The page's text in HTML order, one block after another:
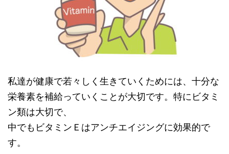
私達が健康で若々しく生きていくためには、十分な
栄養素を補給っていくことが大切です。特にビタミ
ン類は大切で、
中でもビタミンＥはアンチエイジングに効果的で
す。